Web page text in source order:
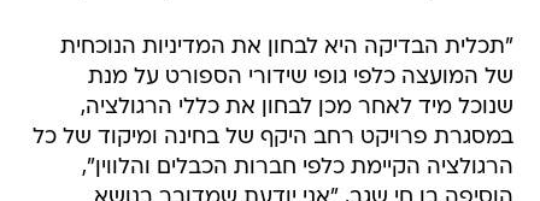
"תכלית הבדיקה היא לבחון את המדיניות הנוכחית
של המועצה כלפי גופי שידורי הספורט על מנת
שנוכל מיד לאחר מכן לבחון את כללי הרגולציה,
במסגרת פרויקט רחב היקף של בחינה ומיקוד של כל
הרגולציה הקיימת כלפי חברות הכבלים והלווין",